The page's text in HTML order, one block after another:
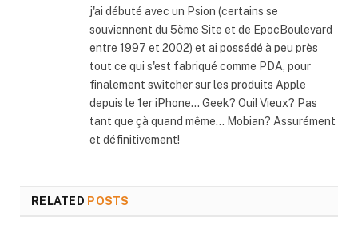
j'ai débuté avec un Psion (certains se
souviennent du 5ème Site et de EpocBoulevard
entre 1997 et 2002) et ai possédé à peu près
tout ce qui s'est fabriqué comme PDA, pour
finalement switcher sur les produits Apple
depuis le 1er iPhone... Geek? Oui! Vieux? Pas
tant que çà quand même... Mobian? Assurément
et définitivement!
RELATED POSTS